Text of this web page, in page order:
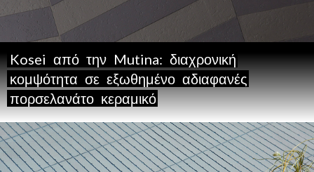
Kosei από την Mutina: διαχρονική
κομψότητα σε εξωθημένο αδιαφανές
πορσελανάτο κεραμικό